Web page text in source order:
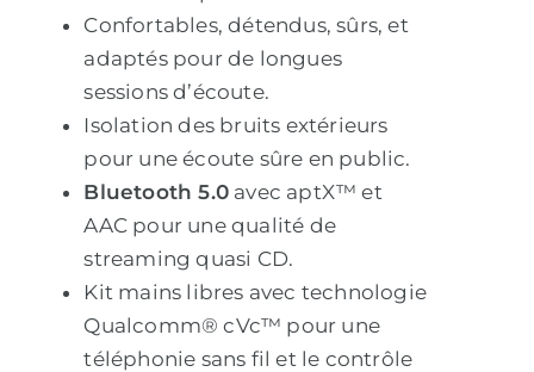
Confortables, détendus, sûrs, et
adaptés pour de longues
sessions d’écoute.
Isolation des bruits extérieurs
pour une écoute sûre en public.
Bluetooth 5.0 avec aptX™ et
AAC pour une qualité de
streaming quasi CD.
Kit mains libres avec technologie
Qualcomm® cVc™ pour une
téléphonie sans fil et le contrôle